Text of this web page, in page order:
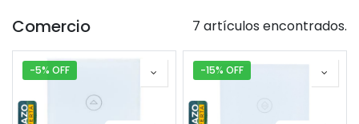
Comercio 7 artículos encontrados.
-5% OFF -15% OFF